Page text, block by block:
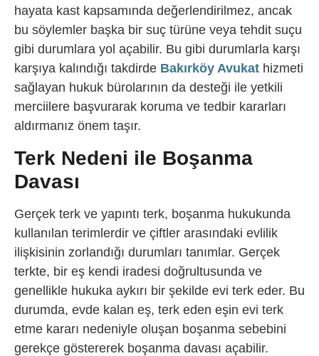
hayata kast kapsamında değerlendirilmez, ancak
bu söylemler başka bir suç türüne veya tehdit suçu
gibi durumlara yol açabilir. Bu gibi durumlarla karşı
karşıya kalındığı takdirde Bakırköy Avukat hizmeti
sağlayan hukuk bürolarının da desteği ile yetkili
merciilere başvurarak koruma ve tedbir kararları
aldırmanız önem taşır.
Terk Nedeni ile Boşanma
Davası
Gerçek terk ve yapıntı terk, boşanma hukukunda
kullanılan terimlerdir ve çiftler arasındaki evlilik
ilişkisinin zorlandığı durumları tanımlar. Gerçek
terkte, bir eş kendi iradesi doğrultusunda ve
genellikle hukuka aykırı bir şekilde evi terk eder. Bu
durumda, evde kalan eş, terk eden eşin evi terk
etme kararı nedeniyle oluşan boşanma sebebini
gerekçe göstererek boşanma davası açabilir.